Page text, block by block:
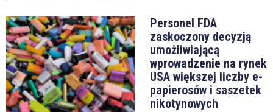
Personel FDA
zaskoczony decyzją
umożliwiającą
wprowadzenie na rynek
USA większej liczby e-
papierosów i saszetek
nikotynowych